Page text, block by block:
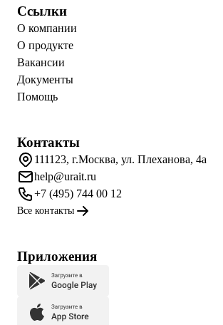
Ссылки
О компании
О продукте
Вакансии
Документы
Помощь
Контакты
111123, г.Москва, ул. Плеханова, 4а
help@urait.ru
+7 (495) 744 00 12
Все контакты
Приложения